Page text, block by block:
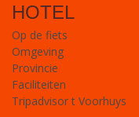
HOTEL
Op de fiets
Omgeving
Provincie
Faciliteiten
Tripadvisor t Voorhuys